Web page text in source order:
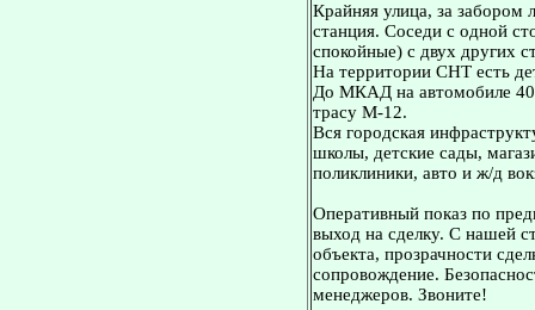
Крайняя улица, за забором
станция. Соседи с одной
спокойные) с двух других
На территории СНТ есть
До МКАД на автомобиле 40
трасу М-12.
Вся городская
школы, детские сады,
поликлиники, авто и ж/д
Оперативный показ по
выход на сделку. С нашей
объекта, прозрачности
сопровождение.
менеджеров. Звоните!